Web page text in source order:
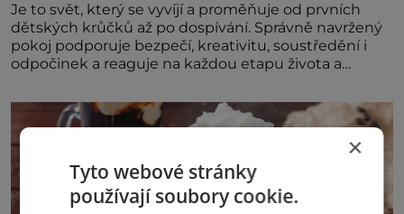
Je to svět, který se vyvíjí a proměňuje od prvních
dětských krůčků až po dospívání. Správně navržený
pokoj podporuje bezpečí, kreativitu, soustředění i
odpočinek a reaguje na každou etapu života a
jednoduchost, měkkost a bezpečí, proto by pokoj
miminka měl působit především klidně a útulně.
Předškolní věk je
×
Tyto webové stránky
používají soubory cookie.